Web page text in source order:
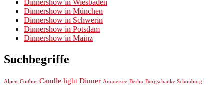
Dinnershow in Wiesbaden
Dinnershow in München
Dinnershow in Schwerin
Dinnershow in Potsdam
Dinnershow in Mainz
Suchbegriffe
Alpen Cottbus Candle light Dinner Ammersee Berlin Burgschänke Schönburg